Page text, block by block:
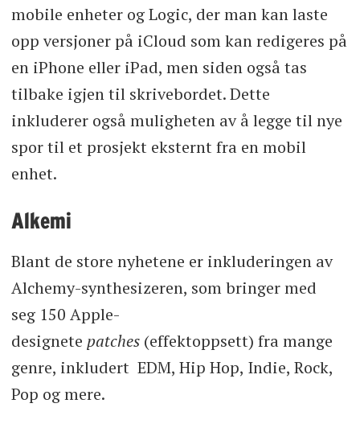
mobile enheter og Logic, der man kan laste
opp versjoner på iCloud som kan redigeres på
en iPhone eller iPad, men siden også tas
tilbake igjen til skrivebordet. Dette
inkluderer også muligheten av å legge til nye
spor til et prosjekt eksternt fra en mobil
enhet.
Alkemi
Blant de store nyhetene er inkluderingen av
Alchemy-synthesizeren, som bringer med
seg 150 Apple-
designete patches(effektoppsett) fra mange
genre, inkludert EDM, Hip Hop, Indie, Rock,
Pop og mere.